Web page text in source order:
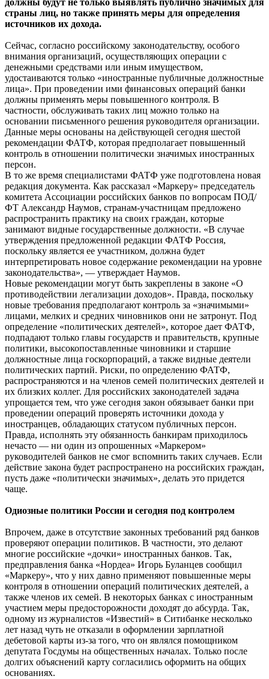
должны будут не только выявлять публично значимых для
страны лиц, но также принять меры для определения
источников их дохода.
Сейчас, согласно российскому законодательству, особого
внимания организаций, осуществляющих операции с
денежными средствами или иным имуществом,
удостаиваются только «иностранные публичные должностные
лица». При проведении ими финансовых операций банки
должны применять меры повышенного контроля. В
частности, обслуживать таких лиц можно только на
основании письменного решения руководителя организации.
Данные меры основаны на действующей сегодня шестой
рекомендации ФАТФ, которая предполагает повышенный
контроль в отношении политически значимых иностранных
персон.
В то же время специалистами ФАТФ уже подготовлена новая
редакция документа. Как рассказал «Маркеру» председатель
комитета Ассоциации российских банков по вопросам ПОД/
ФТ Александр Наумов, странам-участницам предложено
распространить практику на своих граждан, которые
занимают видные государственные должности. «В случае
утверждения предложенной редакции ФАТФ Россия,
поскольку является ее участником, должна будет
интерпретировать новое содержание рекомендации на уровне
законодательства», — утверждает Наумов.
Новые рекомендации могут быть закреплены в законе «О
противодействии легализации доходов». Правда, поскольку
новые требования предполагают контроль за «значимыми»
лицами, мелких и средних чиновников они не затронут. Под
определение «политических деятелей», которое дает ФАТФ,
подпадают только главы государств и правительств, крупные
политики, высокопоставленные чиновники и старшие
должностные лица госкорпораций, а также видные деятели
политических партий. Риски, по определению ФАТФ,
распространяются и на членов семей политических деятелей и
их близких коллег. Для российских законодателей задача
упрощается тем, что уже сегодня закон обязывает банки при
проведении операций проверять источники дохода у
иностранцев, обладающих статусом публичных персон.
Правда, исполнять эту обязанность банкирам приходилось
нечасто — ни один из опрошенных «Маркером»
руководителей банков не смог вспомнить таких случаев. Если
действие закона будет распространено на российских граждан,
пусть даже «политически значимых», делать это придется
чаще.
Одиозные политики России и сегодня под контролем
Впрочем, даже в отсутствие законных требований ряд банков
проверяют операции политиков. В частности, это делают
многие российские «дочки» иностранных банков. Так,
предправления банка «Нордеа» Игорь Буланцев сообщил
«Маркеру», что у них давно применяют повышенные меры
контроля в отношении операций политических деятелей, а
также членов их семей. В некоторых банках с иностранным
участием меры предосторожности доходят до абсурда. Так,
одному из журналистов «Известий» в Ситибанке несколько
лет назад чуть не отказали в оформлении зарплатной
дебетовой карты из-за того, что он являлся помощником
депутата Госдумы на общественных началах. Только после
долгих объяснений карту согласились оформить на общих
основаниях.